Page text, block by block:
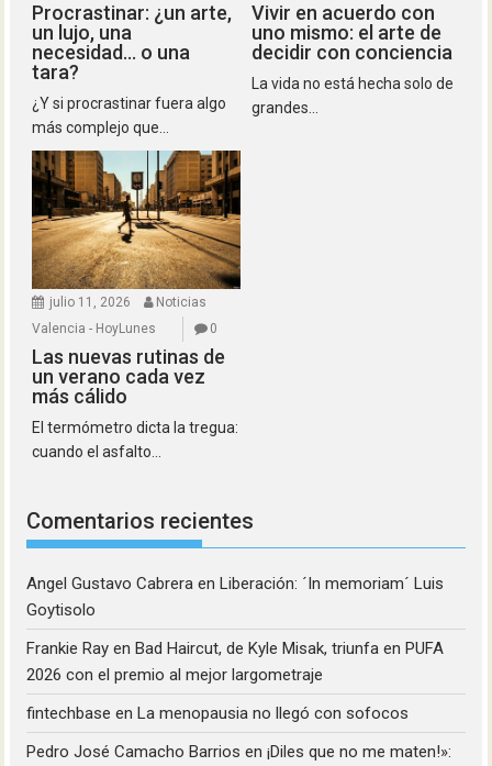
Procrastinar: ¿un arte,
un lujo, una
necesidad… o una
tara?
¿Y si procrastinar fuera algo
más complejo que...
Vivir en acuerdo con
uno mismo: el arte de
decidir con conciencia
La vida no está hecha solo de
grandes...
julio 11, 2026
Noticias
Valencia - HoyLunes
0
Las nuevas rutinas de
un verano cada vez
más cálido
El termómetro dicta la tregua:
cuando el asfalto...
Comentarios recientes
Angel Gustavo Cabrera enLiberación: ´In memoriam´ Luis
Goytisolo
Frankie Ray enBad Haircut, de Kyle Misak, triunfa en PUFA
2026 con el premio al mejor largometraje
fintechbase enLa menopausia no llegó con sofocos
Pedro José Camacho Barrios en¡Diles que no me maten!»: